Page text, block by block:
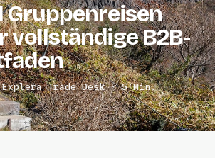
Gruppenreisen
vollständige B2B-
Trade Desk · 5 Min.